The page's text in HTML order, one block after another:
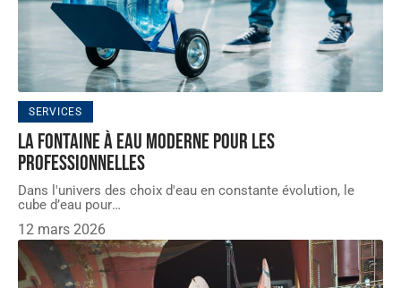
SERVICES
La fontaine à eau moderne pour les
professionnelles
Dans l'univers des choix d'eau en constante évolution, le
cube d’eau pour…
12 mars 2026